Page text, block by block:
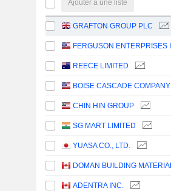
Ajouter à une liste
GRAFTON GROUP PLC
REECE LIMITED
BOISE CASCADE COMPANY
CHIN HIN GROUP
SG MART LIMITED
YUASA CO., LTD.
ADENTRA INC.